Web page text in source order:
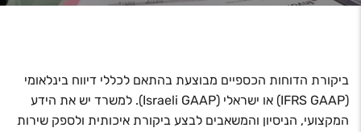
ביקורת הדוחות הכספיים מבוצעת בהתאם לכללי דיווח בינלאומי
(IFRS GAAP) או ישראלי (Israeli GAAP). למשרד יש את הידע
המקצועי, הניסיון והמשאבים לבצע ביקורת איכותית ולספק שירות